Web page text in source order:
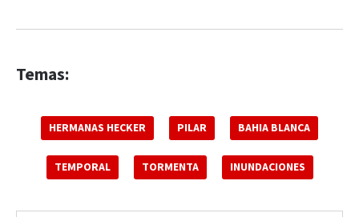
Temas:
HERMANAS HECKER PILAR BAHIA BLANCA
TEMPORAL TORMENTA INUNDACIONES